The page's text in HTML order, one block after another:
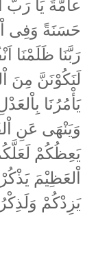
عآمَّةً يَا رَبَّ
حَسَنَةً وَفِى
رَبَّنَا ظَلَمْنَا
لَنَكُوْنَنَّ مِنَ
يَأْمُرُنَا
وَيَنْهَى عَنِ
يَعِظُكُمْ
اْلعَظِيْمَ
يَزِدْكُمْ وَلَذِكْرُ